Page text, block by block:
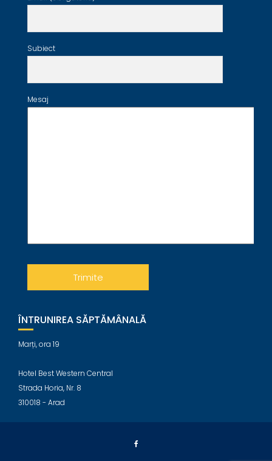
Subiect
Mesaj
ÎNTRUNIREA SĂPTĂMÂNALĂ
Marți, ora 19
Hotel Best Western Central
Strada Horia, Nr. 8
310018 - Arad